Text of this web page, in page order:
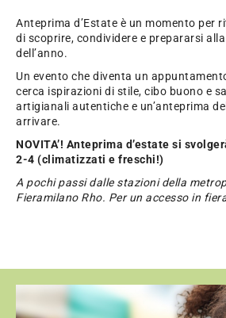
Anteprima d’Estate è un momento per
di scoprire, condividere e prepararsi
dell’anno.
Un evento che diventa un
cerca ispirazioni di stile, cibo buono e
artigianali autentiche e un’anteprima
arrivare.
NOVITA’! Anteprima d’estate si
2-4 (climatizzati e freschi!)
A pochi passi dalle stazioni della
Fieramilano Rho. Per un accesso in